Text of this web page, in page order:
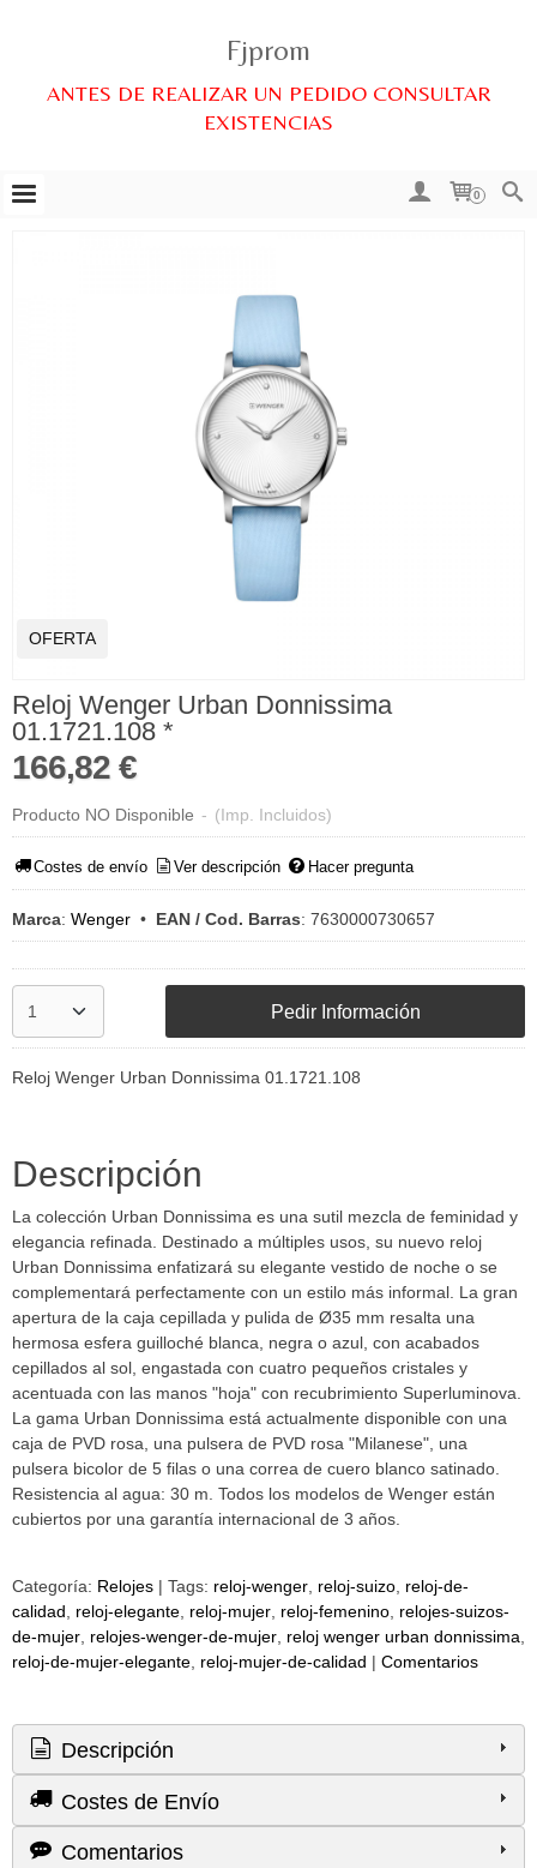
Fjprom
ANTES DE REALIZAR UN PEDIDO CONSULTAR
EXISTENCIAS
0
OFERTA
Reloj Wenger Urban Donnissima
01.1721.108 *
166,82 €
Producto NO Disponible - (Imp. Incluidos)
Costes de envío Ver descripción Hacer pregunta
Marca: Wenger • EAN / Cod. Barras: 7630000730657
Pedir Información
Reloj Wenger Urban Donnissima 01.1721.108
Descripción
La colección Urban Donnissima es una sutil mezcla de feminidad y
elegancia refinada. Destinado a múltiples usos, su nuevo reloj
Urban Donnissima enfatizará su elegante vestido de noche o se
complementará perfectamente con un estilo más informal. La gran
apertura de la caja cepillada y pulida de Ø35 mm resalta una
hermosa esfera guilloché blanca, negra o azul, con acabados
cepillados al sol, engastada con cuatro pequeños cristales y
acentuada con las manos "hoja" con recubrimiento Superluminova.
La gama Urban Donnissima está actualmente disponible con una
caja de PVD rosa, una pulsera de PVD rosa "Milanese", una
pulsera bicolor de 5 filas o una correa de cuero blanco satinado.
Resistencia al agua: 30 m. Todos los modelos de Wenger están
cubiertos por una garantía internacional de 3 años.
Categoría: Relojes | Tags: reloj-wenger reloj-suizo reloj-de-
calidad
reloj-elegante reloj-mujer reloj-femenino relojes-suizos-
de-mujer relojes-wenger-de-mujer ​reloj wenger urban donnissima
reloj-de-mujer-elegante reloj-mujer-de-calidad | Comentarios
Descripción
Costes de Envío
Comentarios